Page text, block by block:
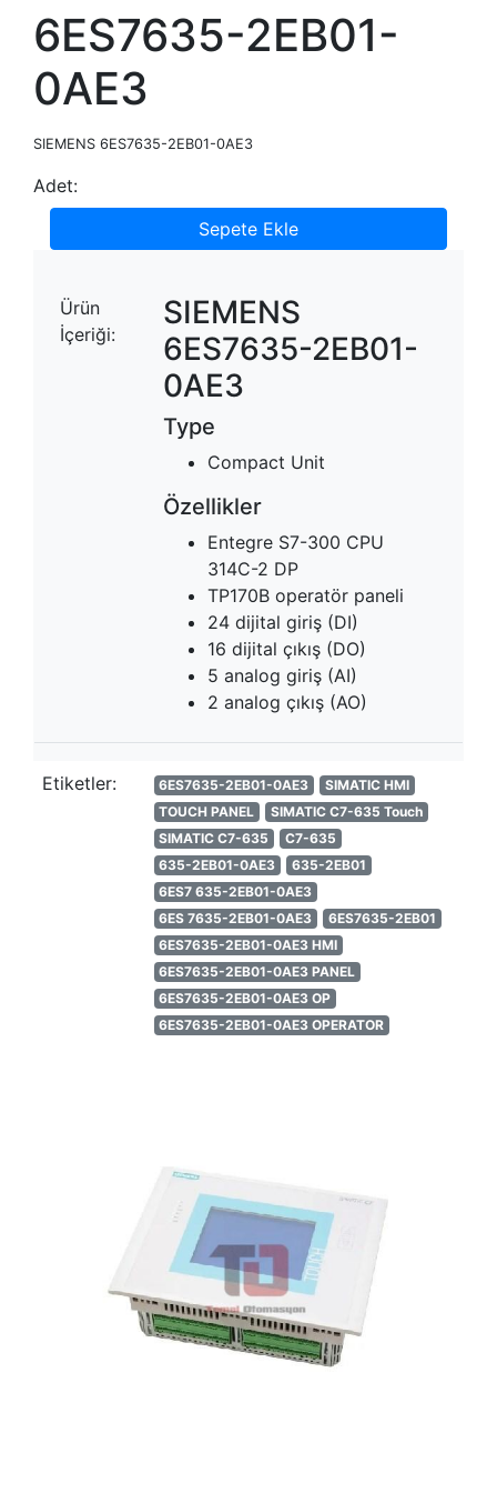
6ES7635-2EB01-
0AE3
SIEMENS 6ES7635-2EB01-0AE3
Adet:
Sepete Ekle
Ürün
İçeriği:
SIEMENS
6ES7635-2EB01-
0AE3
Type
Compact Unit
Özellikler
Entegre S7-300 CPU
314C-2 DP
TP170B operatör paneli
24 dijital giriş (DI)
16 dijital çıkış (DO)
5 analog giriş (AI)
2 analog çıkış (AO)
Etiketler: 6ES7635-2EB01-0AE3
SIMATIC HMI
TOUCH PANEL
SIMATIC C7-635 Touch
SIMATIC C7-635
C7-635
635-2EB01-0AE3
635-2EB01
6ES7 635-2EB01-0AE3
6ES 7635-2EB01-0AE3
6ES7635-2EB01
6ES7635-2EB01-0AE3 HMI
6ES7635-2EB01-0AE3 PANEL
6ES7635-2EB01-0AE3 OP
6ES7635-2EB01-0AE3 OPERATOR